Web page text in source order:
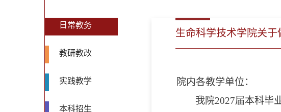
日常教务
教研教改
实践教学
本科招生
生命科学技术学院关于
院内各教学单位：
我院2027届本科毕